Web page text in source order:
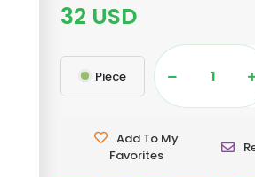
32 USD
Piece
Add To My
Favorites